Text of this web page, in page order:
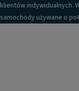
klientów indywidualnych.
samochody używane o